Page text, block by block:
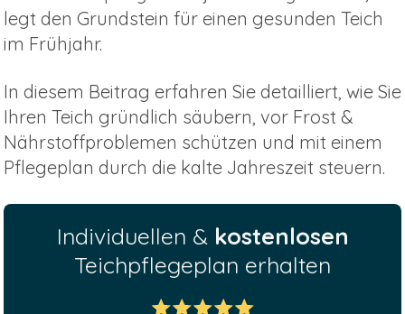
legt den Grundstein für einen gesunden Teich
im Frühjahr.
In diesem Beitrag erfahren Sie detailliert, wie Sie
Ihren Teich gründlich säubern, vor Frost &
Nährstoffproblemen schützen und mit einem
Pflegeplan durch die kalte Jahreszeit steuern.
Individuellen & kostenlosen
Teichpflegeplan erhalten